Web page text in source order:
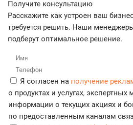
Получите консультацию
Расскажите как устроен ваш
требуется решить. Наши
подберут оптимальное решение.
Я согласен на получение
о продуктах и услугах, экспертных
информации о текущих акциях и
по предоставленным каналам